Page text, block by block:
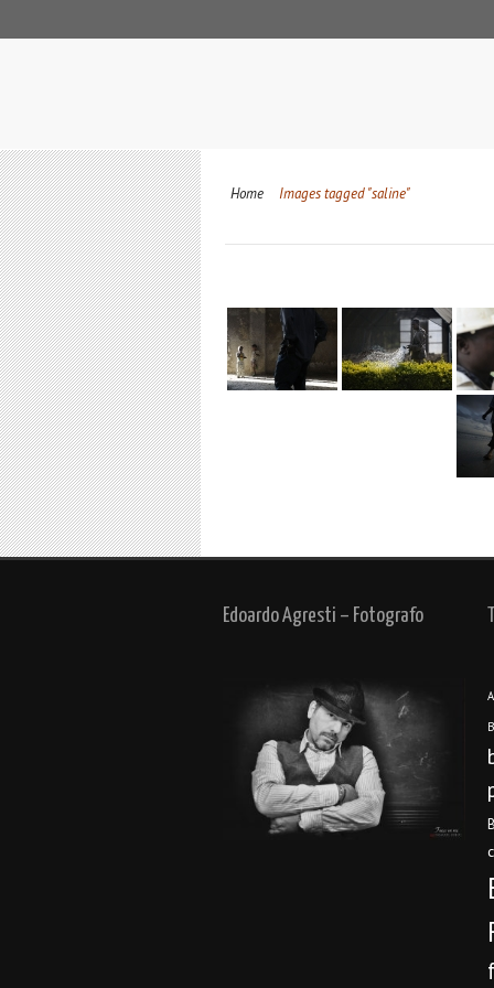
Home Images tagged "saline"
Edoardo Agresti – Fotografo